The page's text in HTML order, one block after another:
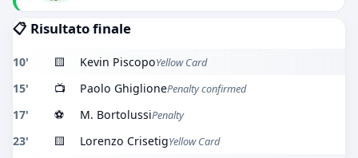
📋 Risultato finale
10' 🟨 Kevin PiscopoYellow Card
15' 📺 Paolo GhiglionePenalty confirmed
17' ⚽ M. BortolussiPenalty
23' 🟨 Lorenzo CrisetigYellow Card